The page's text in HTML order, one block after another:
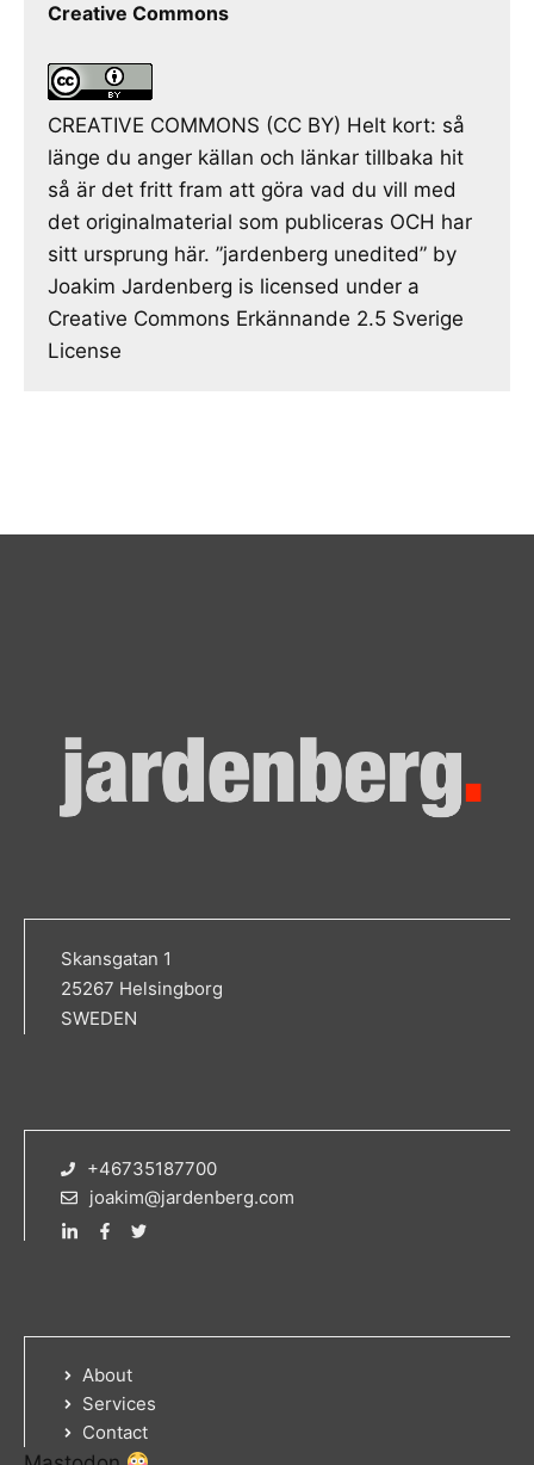
Creative Commons
CREATIVE COMMONS (CC BY) Helt kort: så
länge du anger källan och länkar tillbaka hit
så är det fritt fram att göra vad du vill med
det originalmaterial som publiceras OCH har
sitt ursprung här. ”jardenberg unedited” by
Joakim Jardenberg is licensed under a
Creative Commons Erkännande 2.5 Sverige
License
Skansgatan 1
25267 Helsingborg
SWEDEN
+46735187700
joakim@jardenberg.com
About
Services
Contact